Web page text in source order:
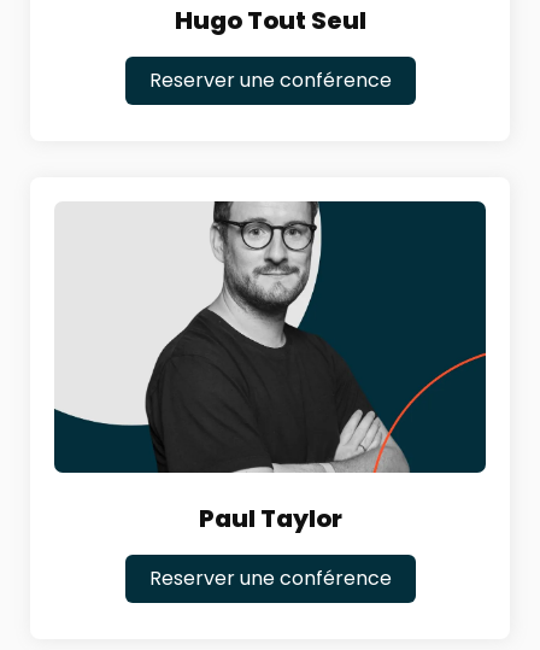
Hugo Tout Seul
Reserver une conférence
Paul Taylor
Reserver une conférence